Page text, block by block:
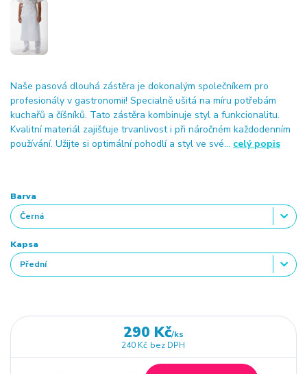
Naše pasová dlouhá zástěra je dokonalým společníkem pro
profesionály v gastronomii! Specialně ušitá na míru potřebám
kuchařů a číšníků. Tato zástěra kombinuje styl a funkcionalitu.
Kvalitní materiál zajišťuje trvanlivost i při náročném každodenním
používání. Užijte si optimální pohodlí a styl ve své... celý popis
Barva
Kapsa
290 Kč/ks
240 Kč bez DPH